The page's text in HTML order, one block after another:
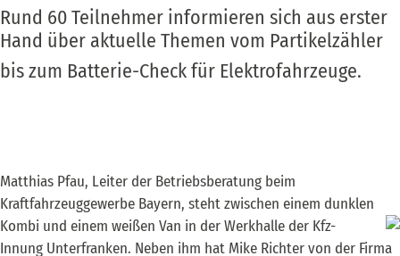
Rund 60 Teilnehmer informieren sich aus erster
Hand über aktuelle Themen vom Partikelzähler
bis zum Batterie-Check für Elektrofahrzeuge.
Matthias Pfau, Leiter der Betriebsberatung beim
Kraftfahrzeuggewerbe Bayern, steht zwischen einem dunklen
Kombi und einem weißen Van in der Werkhalle der Kfz-
Innung Unterfranken. Neben ihm hat Mike Richter von der Firma